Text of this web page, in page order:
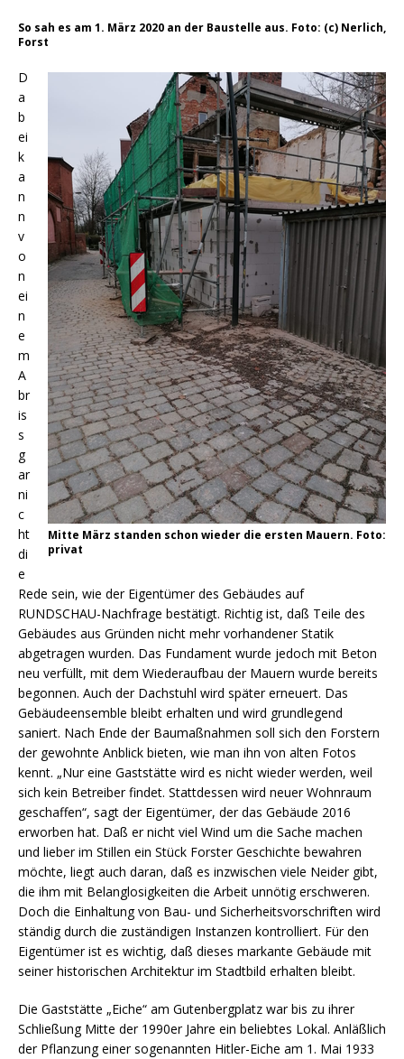
So sah es am 1. März 2020 an der Baustelle aus. Foto: (c) Nerlich,
Forst
Mitte März standen schon wieder die ersten Mauern. Foto:
privat
D
a
b
ei
k
a
n
n
v
o
n
ei
n
e
m
A
br
is
s
g
ar
ni
c
ht
di
e
Rede sein, wie der Eigentümer des Gebäudes auf
RUNDSCHAU-Nachfrage bestätigt. Richtig ist, daß Teile des
Gebäudes aus Gründen nicht mehr vorhandener Statik
abgetragen wurden. Das Fundament wurde jedoch mit Beton
neu verfüllt, mit dem Wiederaufbau der Mauern wurde bereits
begonnen. Auch der Dachstuhl wird später erneuert. Das
Gebäudeensemble bleibt erhalten und wird grundlegend
saniert. Nach Ende der Baumaßnahmen soll sich den Forstern
der gewohnte Anblick bieten, wie man ihn von alten Fotos
kennt. „Nur eine Gaststätte wird es nicht wieder werden, weil
sich kein Betreiber findet. Stattdessen wird neuer Wohnraum
geschaffen“, sagt der Eigentümer, der das Gebäude 2016
erworben hat. Daß er nicht viel Wind um die Sache machen
und lieber im Stillen ein Stück Forster Geschichte bewahren
möchte, liegt auch daran, daß es inzwischen viele Neider gibt,
die ihm mit Belanglosigkeiten die Arbeit unnötig erschweren.
Doch die Einhaltung von Bau- und Sicherheitsvorschriften wird
ständig durch die zuständigen Instanzen kontrolliert. Für den
Eigentümer ist es wichtig, daß dieses markante Gebäude mit
seiner historischen Architektur im Stadtbild erhalten bleibt.
Die Gaststätte „Eiche“ am Gutenbergplatz war bis zu ihrer
Schließung Mitte der 1990er Jahre ein beliebtes Lokal. Anläßlich
der Pflanzung einer sogenannten Hitler-Eiche am 1. Mai 1933